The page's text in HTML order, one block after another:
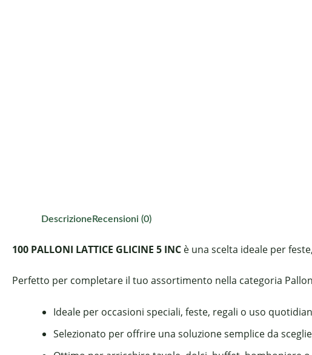
DescrizioneRecensioni (0)
100 PALLONI LATTICE GLICINE 5 INC è una scelta ideale per
Perfetto per completare il tuo assortimento nella categoria
Ideale per occasioni speciali, feste, regali o uso
Selezionato per offrire una soluzione semplice da